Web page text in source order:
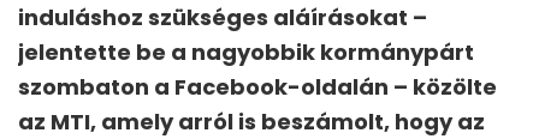
induláshoz szükséges aláírásokat –
jelentette be a nagyobbik kormánypárt
szombaton a Facebook-oldalán – közölte
az MTI, amely arról is beszámolt, hogy az